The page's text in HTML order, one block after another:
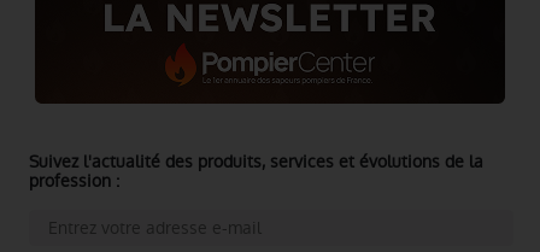
Suivez l'actualité des produits, services et évolutions de la
profession :